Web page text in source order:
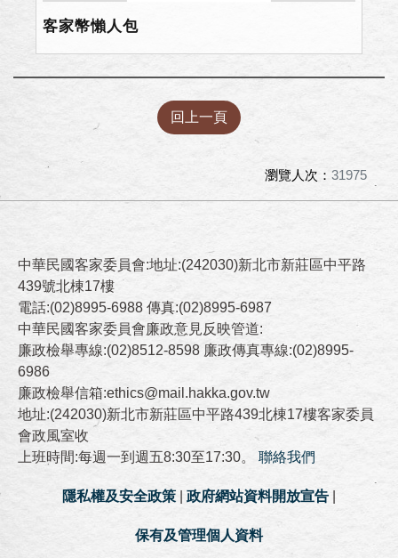
客家幣懶人包
回上一頁
瀏覽人次： 31975
中華民國客家委員會:地址:(242030)新北市新莊區中平路
439號北棟17樓
電話:(02)8995-6988 傳真:(02)8995-6987
中華民國客家委員會廉政意見反映管道:
廉政檢舉專線:(02)8512-8598 廉政傳真專線:(02)8995-
6986
廉政檢舉信箱:ethics@mail.hakka.gov.tw
地址:(242030)新北市新莊區中平路439北棟17樓客家委員
會政風室收
上班時間:每週一到週五8:30至17:30。 聯絡我們
隱私權及安全政策 政府網站資料開放宣告
保有及管理個人資料